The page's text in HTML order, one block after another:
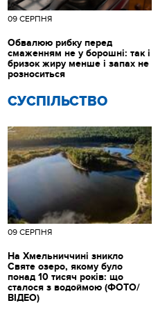
CУСПІЛЬСТВО
09 СЕРПНЯ
На Хмельниччині зникло
Святе озеро, якому було
понад 10 тисяч років: що
сталося з водоймою (ФОТО/
ВІДЕО)
09 СЕРПНЯ
Обвалюю рибку перед
смаженням не у борошні: так і
бризок жиру менше і запах не
розноситься